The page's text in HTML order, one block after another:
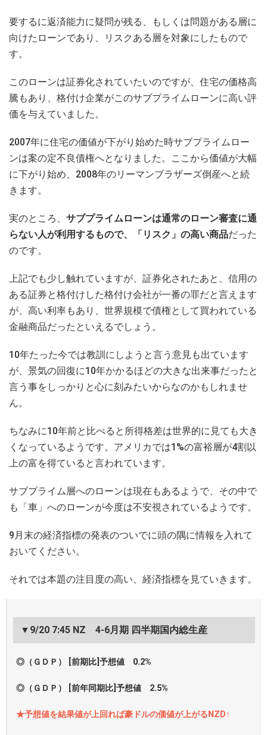
要するに返済能力に疑問が残る、もしくは問題がある層に
向けたローンであり、リスクある層を対象にしたもので
す。
このローンは証券化されていたいのですが、住宅の価格高
騰もあり、格付け企業がこのサブプライムローンに高い評
価を与えていました。
2007年に住宅の価値が下がり始めた時サブプライムロー
ンは案の定不良債権へとなりました。ここから価値が大幅
に下がり始め、2008年のリーマンブラザーズ倒産へと続
きます。
実のところ、 サブプライムローンは通常のローン審査に通
らない人が利用するもので、「リスク」の高い商品だった
のです。
上記でも少し触れていますが、証券化されたあと、信用の
ある証券と格付けした格付け会社が一番の罪だと言えます
が、高い利率もあり、世界規模で債権として買われている
金融商品だったといえるでしょう。
10年たった今では教訓にしようと言う意見も出ています
が、景気の回復に10年かかるほどの大きな出来事だったと
言う事をしっかりと心に刻みたいからなのかもしれませ
ん。
ちなみに10年前と比べると所得格差は世界的に見ても大き
くなっているようです。アメリカでは1%の富裕層が4割以
上の富を得ていると言われています。
サブプライム層へのローンは現在もあるようで、その中で
も「車」へのローンが今度は不安視されているようです。
9月末の経済指標の発表のついでに頭の隅に情報を入れて
おいてください。
それでは本題の注目度の高い、経済指標を見ていきます。
▼9/20 7:45 NZ 4-6月期 四半期国内総生産
◎（ＧＤＰ） [前期比]予想値 0.2%
◎（ＧＤＰ） [前年同期比]予想値 2.5%
★予想値を結果値が上回れば豪ドルの価値が上がるNZD↑